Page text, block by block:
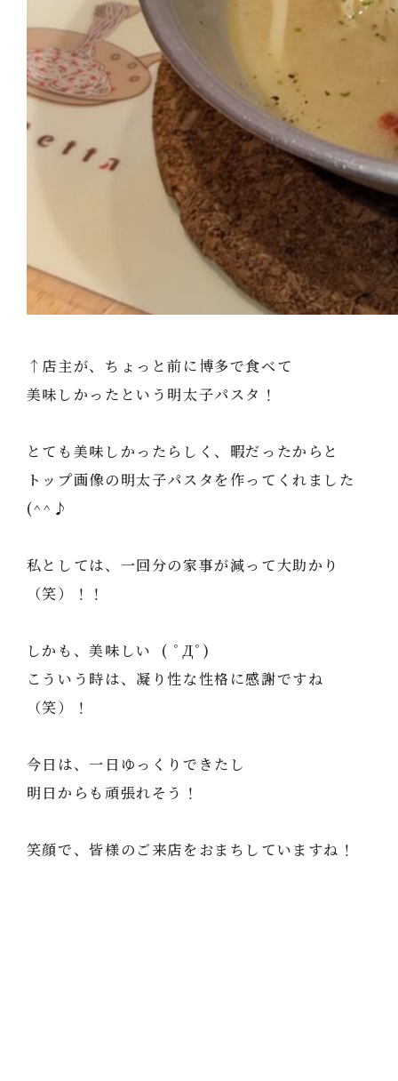
↑店主が、ちょっと前に博多で食べて
美味しかったという明太子パスタ！
とても美味しかったらしく、暇だったからと
トップ画像の明太子パスタを作ってくれました
(^^♪
私としては、一回分の家事が減って大助かり
（笑）！！
しかも、美味しい ( ﾟДﾟ)
こういう時は、凝り性な性格に感謝ですね
（笑）！
今日は、一日ゆっくりできたし
明日からも頑張れそう！
笑顔で、皆様のご来店をおまちしていますね！